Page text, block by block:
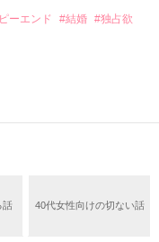
ーエンド #結婚 #独占欲
だが、後輩の姫原由
れ、一人こっそり泣い
話 40代女性向けの切ない話